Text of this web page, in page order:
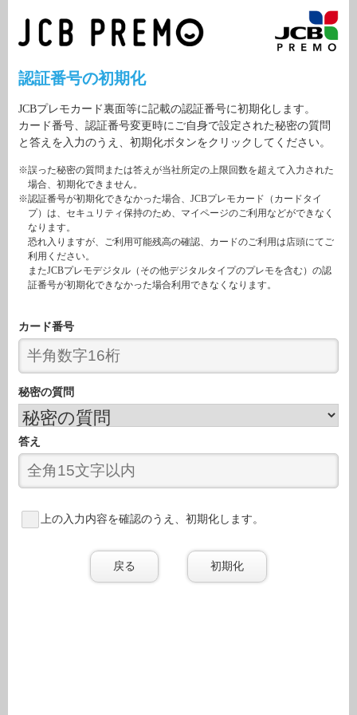
認証番号の初期化
JCBプレモカード裏面等に記載の認証番号に初期化します。
カード番号、認証番号変更時にご自身で設定された秘密の質問
と答えを入力のうえ、初期化ボタンをクリックしてください。
※誤った秘密の質問または答えが当社所定の上限回数を超えて入力された
場合、初期化できません。
※認証番号が初期化できなかった場合、JCBプレモカード（カードタイ
プ）は、セキュリティ保持のため、マイページのご利用などができなく
なります。
恐れ入りますが、ご利用可能残高の確認、カードのご利用は店頭にてご
利用ください。
またJCBプレモデジタル（その他デジタルタイプのプレモを含む）の認
証番号が初期化できなかった場合利用できなくなります。
カード番号
秘密の質問
答え
上の入力内容を確認のうえ、初期化します。